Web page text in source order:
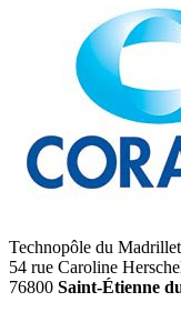
Technopôle du
54 rue Caroline
76800 Saint-Étienne